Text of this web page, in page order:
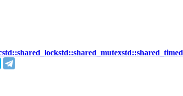
std::shared_lockstd::shared_mutex